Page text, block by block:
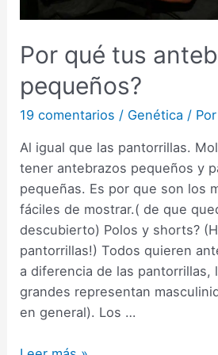
Por qué tus
pequeños?
19 comentarios / Genética /
Al igual que las pantorrillas.
tener antebrazos pequeños y
pequeñas. Es por que son los
fáciles de mostrar.( de que
descubierto) Polos y shorts?
pantorrillas!) Todos quieren
a diferencia de las pantorrillas,
grandes representan
en general). Los …